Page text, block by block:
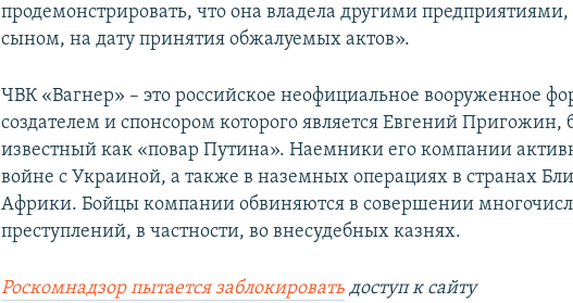
продемонстрировать, что она владела другими
сыном, на дату принятия обжалуемых актов».
ЧВК «Вагнер» – это российское неофициальное вооруженное
создателем и спонсором которого является Евгений Пригожин,
известный как «повар Путина». Наемники его компании
войне с Украиной, а также в наземных операциях в странах
Африки. Бойцы компании обвиняются в совершении
преступлений, в частности, во внесудебных казнях.
Роскомнадзор пытается заблокировать доступ к сайту